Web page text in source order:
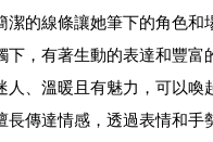
潔的線條讓她筆下的角色和
下，有著生動的表達和豐富
人、溫暖且有魅力，可以喚
長傳達情感，透過表情和手